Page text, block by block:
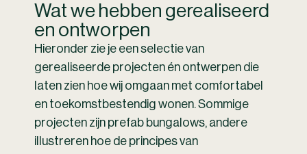
Wat we hebben gerealiseerd
en ontworpen
Hieronder zie je een selectie van
gerealiseerde projecten én ontwerpen die
laten zien hoe wij omgaan met comfortabel
en toekomstbestendig wonen. Sommige
projecten zijn prefab bungalows, andere
illustreren hoe de principes van